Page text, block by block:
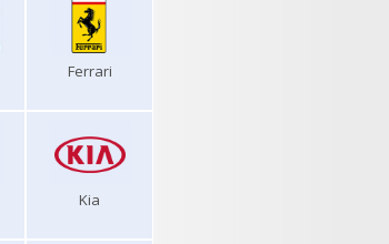
Ferrari
Kia